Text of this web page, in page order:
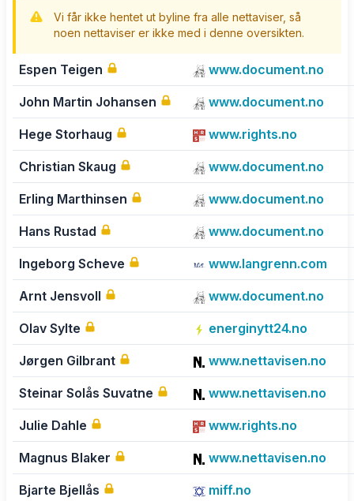
Vi får ikke hentet ut byline fra alle nettaviser, så
noen nettaviser er ikke med i denne oversikten.
Espen Teigen www.document.no
John Martin Johansen www.document.no
Hege Storhaug www.rights.no
Christian Skaug www.document.no
Erling Marthinsen www.document.no
Hans Rustad www.document.no
Ingeborg Scheve www.langrenn.com
Arnt Jensvoll www.document.no
Olav Sylte energinytt24.no
Jørgen Gilbrant www.nettavisen.no
Steinar Solås Suvatne www.nettavisen.no
Julie Dahle www.rights.no
Magnus Blaker www.nettavisen.no
Bjarte Bjellås miff.no